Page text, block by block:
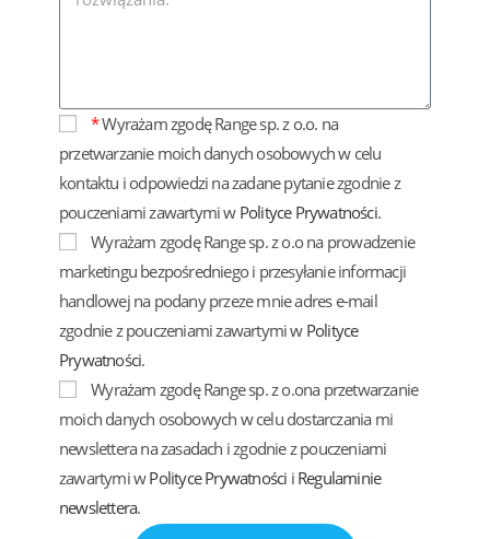
*Wyrażam zgodę Range sp. z o.o. na
przetwarzanie moich danych osobowych w celu
kontaktu i odpowiedzi na zadane pytanie zgodnie z
pouczeniami zawartymi w Polityce Prywatności.
Wyrażam zgodę Range sp. z o.o na prowadzenie
marketingu bezpośredniego i przesyłanie informacji
handlowej na podany przeze mnie adres e-mail
zgodnie z pouczeniami zawartymi w Polityce
Prywatności.
Wyrażam zgodę Range sp. z o.ona przetwarzanie
moich danych osobowych w celu dostarczania mi
newslettera na zasadach i zgodnie z pouczeniami
zawartymi wPolityce Prywatności i Regulaminie
newslettera.